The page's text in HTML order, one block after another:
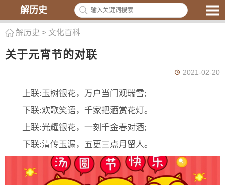
解历史
解历史 > 文化百科
关于元宵节的对联
2021-02-20
上联:玉树银花，万户当门观瑞雪;
下联:欢歌笑语，千家把酒赏花灯。
上联:光耀银花，一刻千金春对酒;
下联:清传玉漏，五更三点月留人。